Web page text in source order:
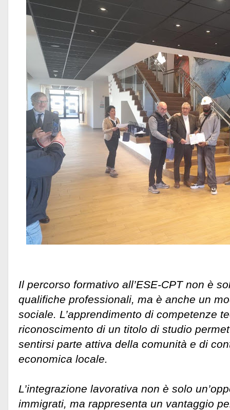
Il percorso formativo all’ESE-CPT non è
qualifiche professionali, ma è anche un
sociale. L’apprendimento di competenze
riconoscimento di un titolo di studio
sentirsi parte attiva della comunità e di
economica locale.
L’integrazione lavorativa non è solo
immigrati, ma rappresenta un vantaggio